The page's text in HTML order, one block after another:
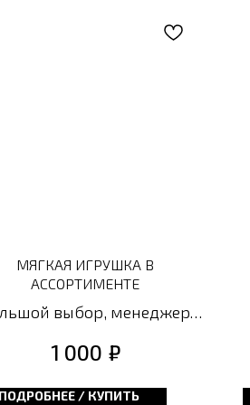
МЯГКАЯ ИГРУШКА В
АССОРТИМЕНТЕ
выбор, менеджер
1 000 ₽
ПОДРОБНЕЕ / КУПИТЬ